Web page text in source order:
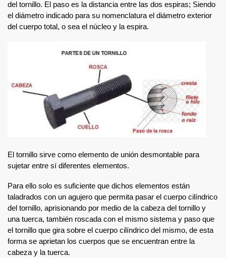
del tornillo. El paso es la distancia entre las dos espiras; Siendo
el diámetro indicado para su nomenclatura el diámetro exterior
del cuerpo total, o sea el núcleo y la espira.
El tornillo sirve como elemento de unión desmontable para
sujetar entre sí diferentes elementos.
Para ello solo es suficiente que dichos elementos están
taladrados con un agujero que permita pasar el cuerpo cilíndrico
del tornillo, aprisionando por medio de la cabeza del tornillo y
una tuerca, también roscada con el mismo sistema y paso que
el tornillo que gira sobre el cuerpo cilíndrico del mismo, de esta
forma se aprietan los cuerpos que se encuentran entre la
cabeza y la tuerca.
(RETO 6)